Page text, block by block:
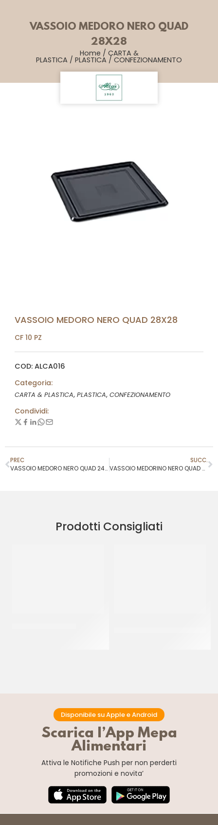
VASSOIO MEDORO NERO QUAD
28X28
Home / CARTA &
PLASTICA / PLASTICA / CONFEZIONAMENTO
VASSOIO MEDORO NERO QUAD 28X28
CF 10 PZ
COD: ALCA016
Categoria:
CARTA & PLASTICA, PLASTICA, CONFEZIONAMENTO
Condividi:
PREC
VASSOIO MEDORO NERO QUAD 24X24
SUCC.
VASSOIO MEDORINO NERO QUAD 5,1X5,1
Prodotti Consigliati
Disponibile su Apple e Android
Scarica l’App Mepa
Alimentari
Attiva le Notifiche Push per non perderti
promozioni e novita’